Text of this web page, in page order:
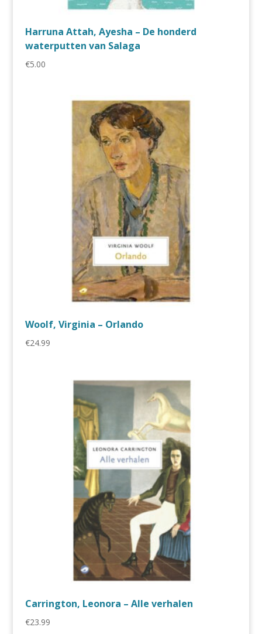
Harruna Attah, Ayesha – De honderd
waterputten van Salaga
€5.00
Woolf, Virginia – Orlando
€24.99
Carrington, Leonora – Alle verhalen
€23.99